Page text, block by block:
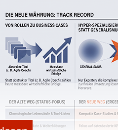
an. Denn während Singles
können, sollten Eltern von
um ungestört arbeiten zu
am Arbeitsplatz eine
oder ein anhaltender
Dass die Produktivität hierunter
am Arbeitsplatz
Fenster stehen, wo das Licht die
Fensterverkleidungen zu
Ablenkungen von draußen